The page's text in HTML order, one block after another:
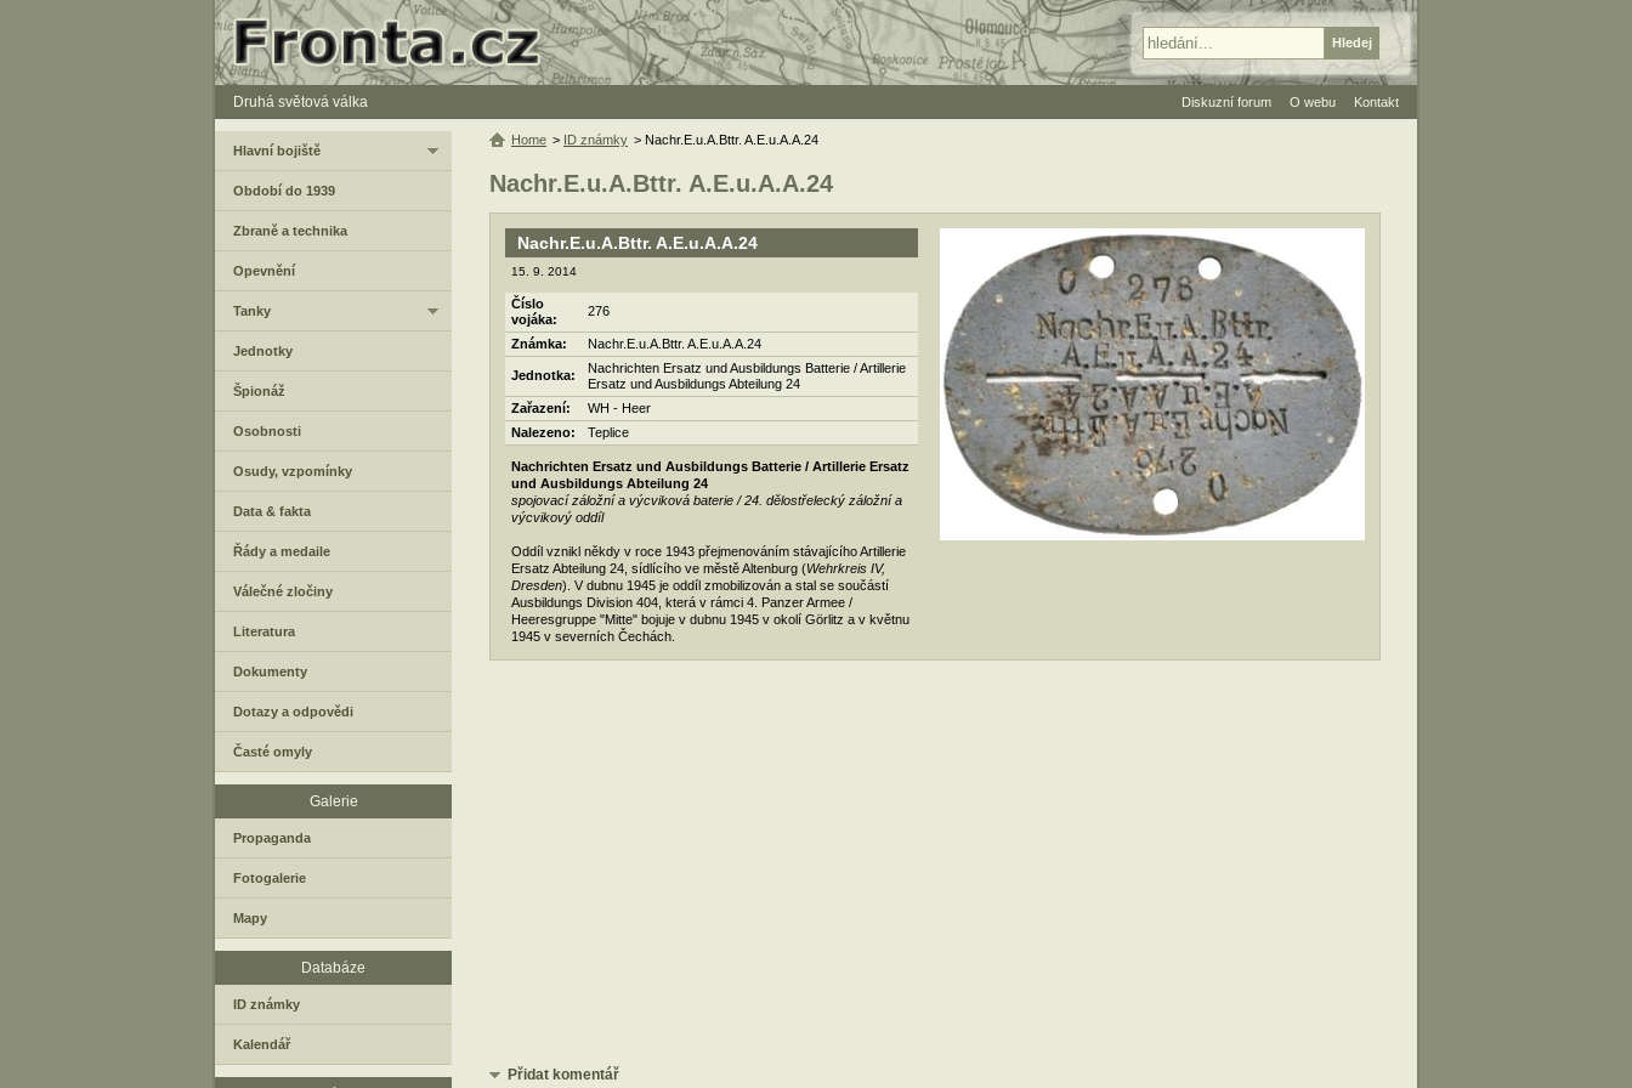
Druhá světová válka
Nachr.E.u.A.Bttr. A.E.u.A.A.24
Nachr.E.u.A.Bttr. A.E.u.A.A.24
15. 9. 2014
Číslo
vojáka:
276
Známka: Nachr.E.u.A.Bttr. A.E.u.A.A.24
Jednotka:
Nachrichten Ersatz und Ausbildungs Batterie / Artillerie
Ersatz und Ausbildungs Abteilung 24
Zařazení:
WH - Heer
Nalezeno:
Teplice
Nachrichten Ersatz und Ausbildungs Batterie / Artillerie Ersatz
und Ausbildungs Abteilung 24
spojovací záložní a výcviková baterie / 24. dělostřelecký záložní a
výcvikový oddíl
Oddíl vznikl někdy v roce 1943 přejmenováním stávajícího Artillerie
Ersatz Abteilung 24, sídlícího ve městě Altenburg (Wehrkreis IV,
Dresden). V dubnu 1945 je oddíl zmobilizován a stal se součástí
Ausbildungs Division 404, která v rámci 4. Panzer Armee /
Heeresgruppe "Mitte" bojuje v dubnu 1945 v okolí Görlitz a v květnu
1945 v severních Čechách.
Home > ID známky > Nachr.E.u.A.Bttr. A.E.u.A.A.24
Přidat komentář
Hlavní bojiště
Období do 1939
Zbraně a technika
Opevnění
Tanky
Jednotky
Špionáž
Osobnosti
Osudy, vzpomínky
Data & fakta
Řády a medaile
Válečné zločiny
Literatura
Dokumenty
Dotazy a odpovědi
Časté omyly
Galerie
Propaganda
Fotogalerie
Mapy
Databáze
ID známky
Kalendář
Diskuzní forum O webu Kontakt